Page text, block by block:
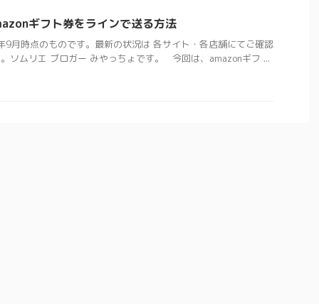
ギフト券をラインで送る方法
月時点のものです。最新の状況は 各サイト・各店舗にてご確認
ソムリエ ブロガー みやっちょです。 今回は、amazonギフ ...